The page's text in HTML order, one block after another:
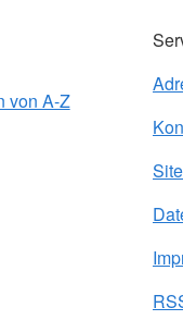
von A-Z